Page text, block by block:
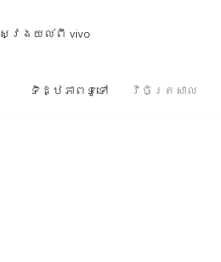
ស្វែងយល់ពី vivo
ទិដ្ឋភាពទូទៅ វិចិត្រសាល